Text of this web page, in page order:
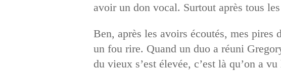
avoir un don vocal. Surtout après tous
Ben, après les avoirs écoutés, mes
un fou rire. Quand un duo a réuni
du vieux s’est élevée, c’est là qu’on a